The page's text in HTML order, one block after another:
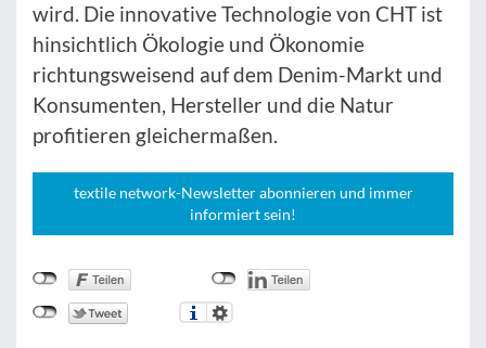
wird. Die innovative Technologie von CHT ist
hinsichtlich Ökologie und Ökonomie
richtungsweisend auf dem Denim-Markt und
Konsumenten, Hersteller und die Natur
profitieren gleichermaßen.
textile network-Newsletter abonnieren und immer
informiert sein!